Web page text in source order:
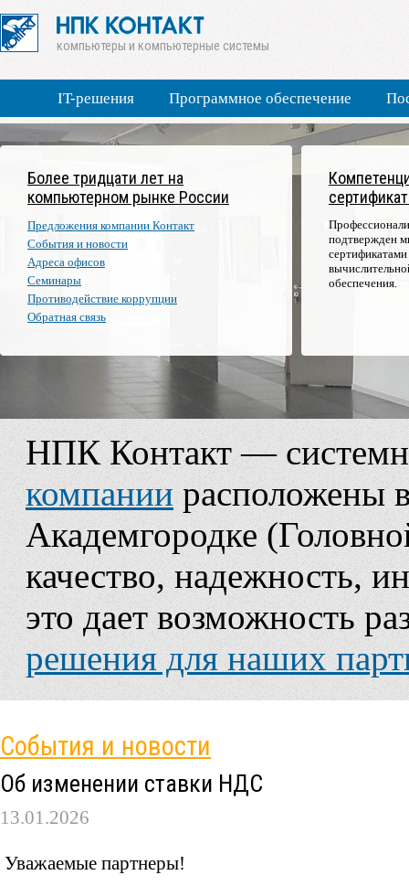
IT-решения Программное обеспечение
компьютеры и компьютерные системы
Более тридцати лет на
компьютерном рынке России
Предложения компании Контакт
События и новости
Адреса офисов
Семинары
Противодействие коррупции
Обратная связь
подтвержден
обеспечения.
НПК Контакт —
компаниирасположены
Академгородке
качество, надежность,
это дает возможность
решения для наших
События и новости
Об изменении ставки НДС
13.01.2026
Уважаемые партнеры!